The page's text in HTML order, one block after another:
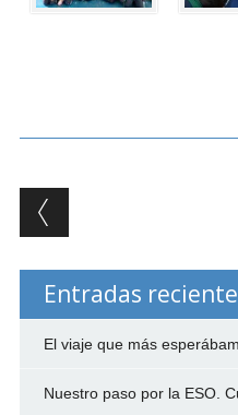
Post
Entradas
El viaje que más
Nuestro paso por la ESO.